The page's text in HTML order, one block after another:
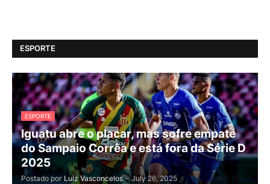
ESPORTE
ESPORTE
Iguatu abre o placar, mas sofre empate
do Sampaio Corrêa e está fora da Série D
2025
Postado por Luiz Vasconcelos - July 26, 2025